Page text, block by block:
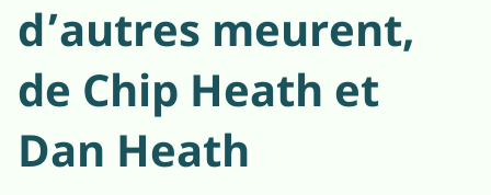
d’autres meurent,
de Chip Heath et
Dan Heath